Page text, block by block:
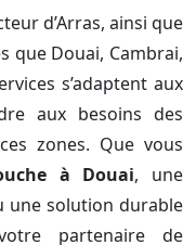
d’Arras, ainsi que
que Douai, Cambrai,
s’adaptent aux
aux besoins des
zones. Que vous
à Douai, une
une solution durable
partenaire de